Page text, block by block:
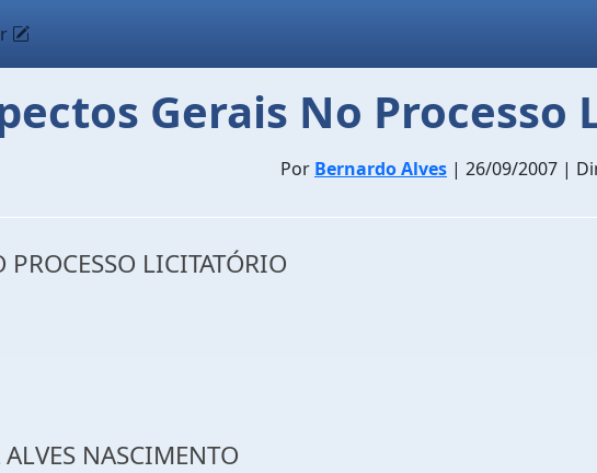
Gerais No
Por Bernardo Alves | 26/09/2007 |
PROCESSO LICITATÓRIO
NASCIMENTO